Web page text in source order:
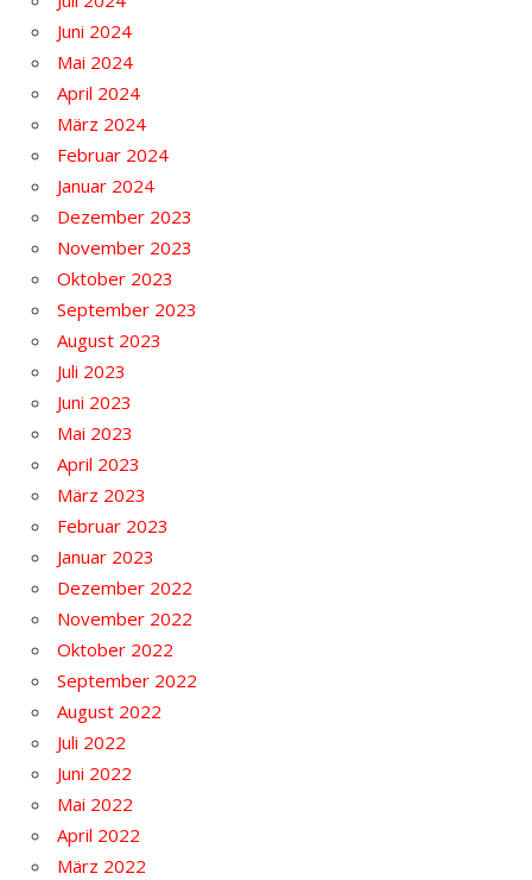
Juni 2024
Mai 2024
April 2024
März 2024
Februar 2024
Januar 2024
Dezember 2023
November 2023
Oktober 2023
September 2023
August 2023
Juli 2023
Juni 2023
Mai 2023
April 2023
März 2023
Februar 2023
Januar 2023
Dezember 2022
November 2022
Oktober 2022
September 2022
August 2022
Juli 2022
Juni 2022
Mai 2022
April 2022
März 2022